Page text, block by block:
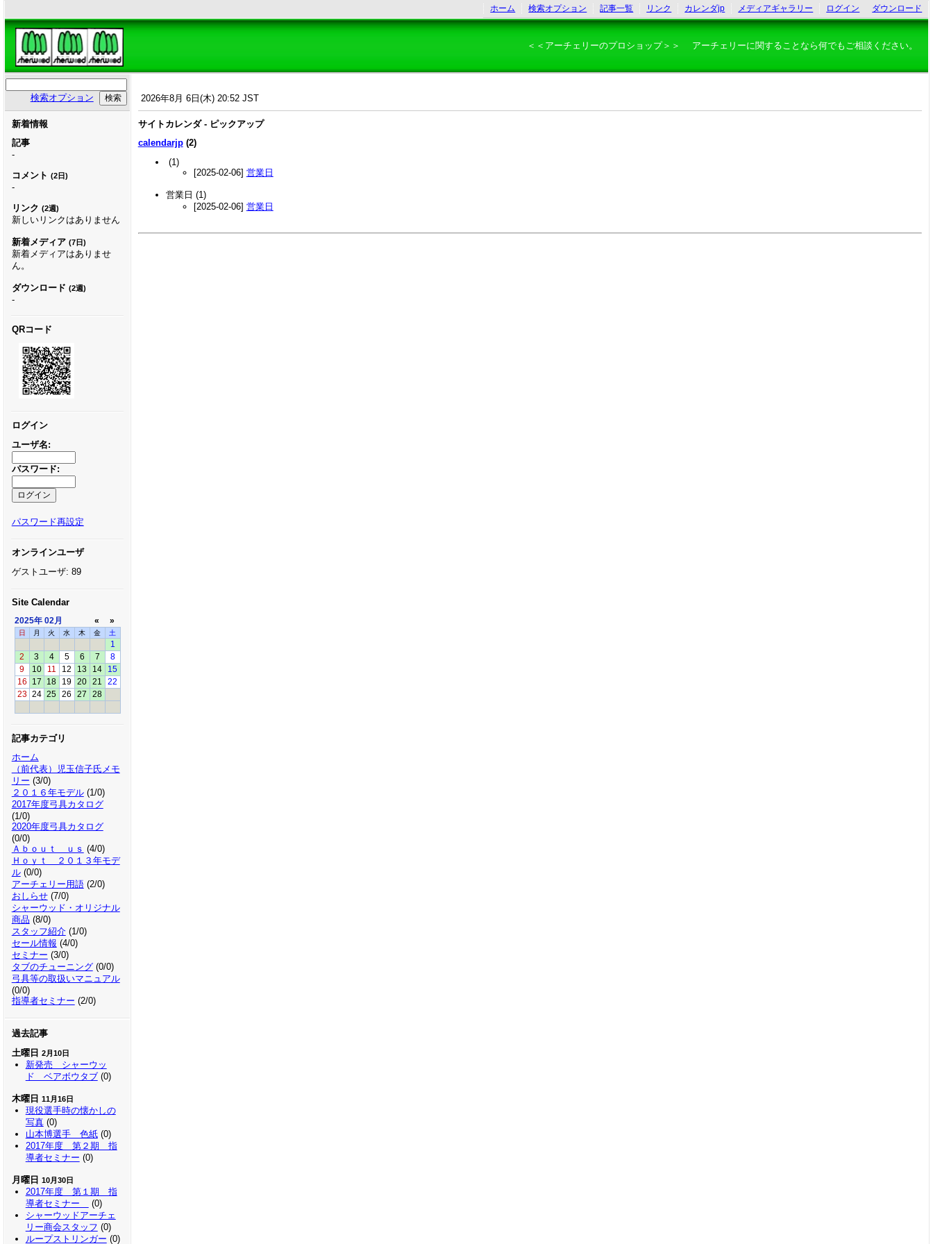
ホーム 検索オプション 記事一覧 リンク カレンダjp メディアギャラリー ログイン ダウンロード
＜＜アーチェリーのプロショップ＞＞ アーチェリーに関することなら何でもご相談ください。
検索オプション
新着情報
記事
-
コメント (2日)
-
リンク (2週)
新しいリンクはありません
新着メディア (7日)
新着メディアはありませ
ん。
ダウンロード (2週)
-
QRコード
ログイン
ユーザ名:
パスワード:
パスワード再設定
オンラインユーザ
ゲストユーザ: 89
Site Calendar
2025年 02月 « »
日 月 火 水 木 金 土
1
2
3 4 5 6 7
8
9
10 11 12 13 14
15
16
17 18 19 20 21
22
23
24 25 26 27 28
記事カテゴリ
ホーム
（前代表）児玉信子氏メモ
リー (3/0)
２０１６年モデル(1/0)
2017年度弓具カタログ
(1/0)
2020年度弓具カタログ
(0/0)
Ａｂｏｕｔ ｕｓ (4/0)
Ｈｏｙｔ ２０１３年モデ
ル(0/0)
アーチェリー用語(2/0)
おしらせ(7/0)
シャーウッド・オリジナル
商品 (8/0)
スタッフ紹介(1/0)
セール情報 (4/0)
セミナー (3/0)
タブのチューニング(0/0)
弓具等の取扱いマニュアル
(0/0)
指導者セミナー (2/0)
過去記事
土曜日 2月10日
新発売 シャーウッ
ド ベアボウタブ(0)
木曜日 11月16日
現役選手時の懐かしの
写真(0)
山本博選手 色紙(0)
2017年度 第２期 指
導者セミナー (0)
月曜日 10月30日
2017年度 第１期 指
導者セミナー
(0)
シャーウッドアーチェ
リー商会スタッフ (0)
ループストリンガー (0)
2026年8月 6日(木) 20:52 JST
サイトカレンダ - ピックアップ
calendarjp(2)
(1)
[2025-02-06] 営業日
営業日 (1)
[2025-02-06] 営業日